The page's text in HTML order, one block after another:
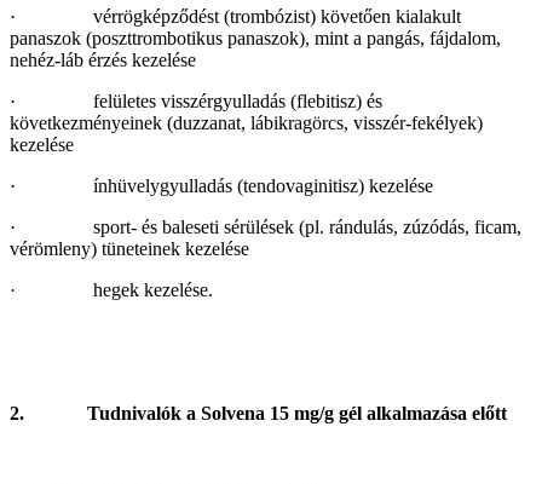
· vérrögképződést (trombózist) követően kialakult
panaszok (poszttrombotikus panaszok), mint a pangás, fájdalom,
nehéz-láb érzés kezelése
· felületes visszérgyulladás (flebitisz) és
következményeinek (duzzanat, lábikragörcs, visszér-fekélyek)
kezelése
· ínhüvelygyulladás (tendovaginitisz) kezelése
· sport- és baleseti sérülések (pl. rándulás, zúzódás, ficam,
vérömleny) tüneteinek kezelése
· hegek kezelése.
2. Tudnivalók a Solvena 15 mg/g gél alkalmazása előtt